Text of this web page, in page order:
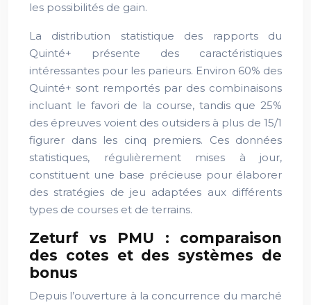
les possibilités de gain.
La distribution statistique des rapports du
Quinté+ présente des caractéristiques
intéressantes pour les parieurs. Environ 60% des
Quinté+ sont remportés par des combinaisons
incluant le favori de la course, tandis que 25%
des épreuves voient des outsiders à plus de 15/1
figurer dans les cinq premiers. Ces données
statistiques, régulièrement mises à jour,
constituent une base précieuse pour élaborer
des stratégies de jeu adaptées aux différents
types de courses et de terrains.
Zeturf vs PMU : comparaison
des cotes et des systèmes de
bonus
Depuis l’ouverture à la concurrence du marché